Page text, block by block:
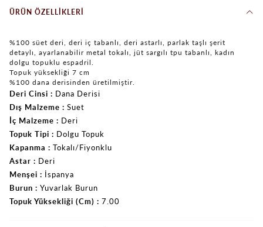
ÜRÜN ÖZELLIKLERI
%100 süet deri, deri iç tabanlı, deri astarlı, parlak taşlı şerit
detaylı, ayarlanabilir metal tokalı, jüt sargılı tpu tabanlı, kadın
dolgu topuklu espadril.
Topuk yüksekliği 7 cm
%100 dana derisinden üretilmiştir.
Deri Cinsi
Dana Derisi
Dış Malzeme
Suet
İç Malzeme
Deri
Topuk Tipi
Dolgu Topuk
Kapanma
Tokalı/Fiyonklu
Astar
Deri
Menşei
İspanya
Burun
Yuvarlak Burun
Topuk Yüksekliği (Cm)
7.00